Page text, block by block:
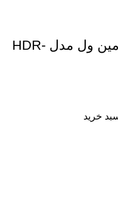
منبع تغذیه 24 ولت 1.5 آمپر مین ول مدل HDR-
خرید